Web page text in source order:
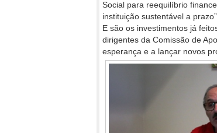
Social para reequilíbrio
instituição sustentável a prazo”.
E são os investimentos já
dirigentes da Comissão de
esperança e a lançar novos